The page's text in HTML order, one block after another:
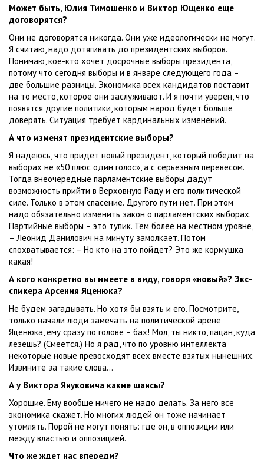
Может быть, Юлия Тимошенко и Виктор Ющенко еще
договорятся?
Они не договорятся никогда. Они уже идеологически не могут.
Я считаю, надо дотягивать до президентских выборов.
Понимаю, кое-кто хочет досрочные выборы президента,
потому что сегодня выборы и в январе следующего года –
две большие разницы. Экономика всех кандидатов поставит
на то место, которое они заслуживают. И я почти уверен, что
появятся другие политики, которым народ будет больше
доверять. Ситуация требует кардинальных изменений.
А что изменят президентские выборы?
Я надеюсь, что придет новый президент, который победит на
выборах не «50 плюс один голос», а с серьезным перевесом.
Тогда внеочередные парламентские выборы дадут
возможность прийти в Верховную Раду и его политической
силе. Только в этом спасение. Другого пути нет. При этом
надо обязательно изменить закон о парламентских выборах.
Партийные выборы – это тупик. Тем более на местном уровне,
– Леонид Данилович на минуту замолкает. Потом
спохватывается: – Но кто на это пойдет? Это же кормушка
какая!
А кого конкретно вы имеете в виду, говоря «новый»? Экс-
спикера Арсения Яценюка?
Не будем загадывать. Но хотя бы взять и его. Посмотрите,
только начали люди замечать на политической арене
Яценюка, ему сразу по голове – бах! Мол, ты никто, пацан, куда
лезешь? (Смеется.) Но я рад, что по уровню интеллекта
некоторые новые превосходят всех вместе взятых нынешних.
Извините за такие слова…
А у Виктора Януковича какие шансы?
Хорошие. Ему вообще ничего не надо делать. За него все
экономика скажет. Но многих людей он тоже начинает
утомлять. Порой не могут понять: где он, в оппозиции или
между властью и оппозицией.
Что же ждет нас впереди?